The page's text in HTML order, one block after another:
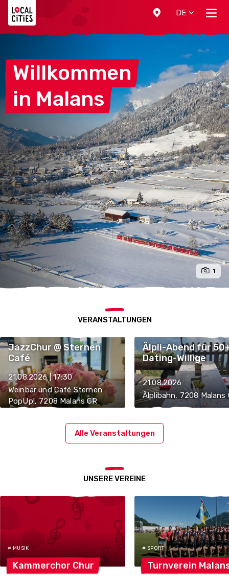
DE
Willkommen
in Malans
1
VERANSTALTUNGEN
JazzChur @ Sternen
Café
21.08.2026 | 17:30
Weinbar und Café Sternen
PopUp!, 7208 Malans GR
Älpli-Abend für
Dating-Willige
21.08.2026
Älplibahn, 7208 Malans
Alle Veranstaltungen
UNSERE VEREINE
# MUSIK
Kammerchor Chur
# SPORT
Turnverein